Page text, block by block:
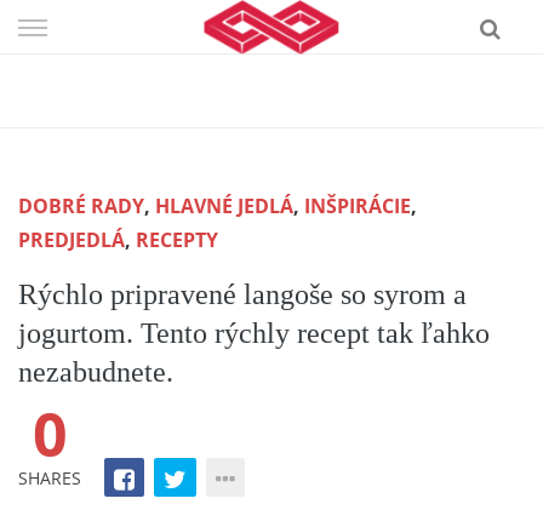
Skip
DOBRÉ RADY, HLAVNÉ JEDLÁ, INŠPIRÁCIE,
PREDJEDLÁ, RECEPTY
Rýchlo pripravené langoše so syrom a
jogurtom. Tento rýchly recept tak ľahko
nezabudnete.
0
SHARES